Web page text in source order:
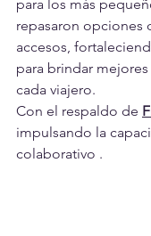
para los más
repasaron opciones
accesos,
para brindar
cada viajero.
Con el respaldo de
impulsando la
colaborativo .